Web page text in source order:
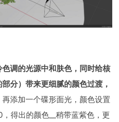
调的光源中和肤色，同时给核
分）带来更细腻的颜色过渡，
再添加一个碟形面光，颜色设置
得出的颜色__稍带蓝紫色，更